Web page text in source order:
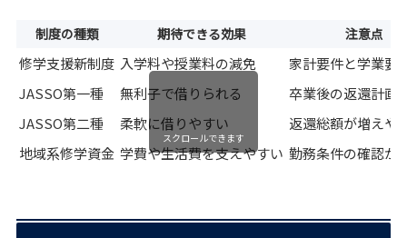
制度の種類 期待できる効果 注意点
修学支援新制度 入学料や授業料の減免
家計要件と学業要
JASSO第一種
無利子で借りられる
卒業後の返還計画
JASSO第二種
柔軟に借りやすい
返還総額が増えや
地域系修学資金 学費や生活費を支えやすい 勤務条件の確認が
スクロールできます